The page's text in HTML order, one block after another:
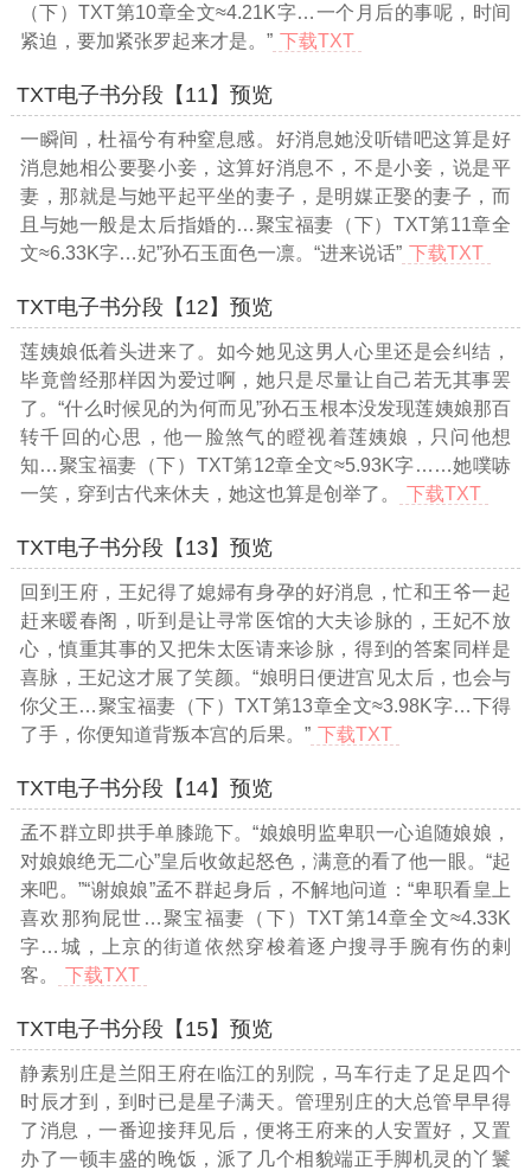
（下）TXT第10章全文≈4.21K字…一个月后的事呢，时间
紧迫，要加紧张罗起来才是。” 下载TXT
TXT电子书分段【11】预览
一瞬间，杜福兮有种窒息感。好消息她没听错吧这算是好
消息她相公要娶小妾，这算好消息不，不是小妾，说是平
妻，那就是与她平起平坐的妻子，是明媒正娶的妻子，而
且与她一般是太后指婚的…聚宝福妻（下）TXT第11章全
文≈6.33K字…妃”孙石玉面色一凛。“进来说话” 下载TXT
TXT电子书分段【12】预览
莲姨娘低着头进来了。如今她见这男人心里还是会纠结，
毕竟曾经那样因为爱过啊，她只是尽量让自己若无其事罢
了。“什么时候见的为何而见”孙石玉根本没发现莲姨娘那百
转千回的心思，他一脸煞气的瞪视着莲姨娘，只问他想
知…聚宝福妻（下）TXT第12章全文≈5.93K字… …她噗哧
一笑，穿到古代来休夫，她这也算是创举了。
下载TXT
TXT电子书分段【13】预览
回到王府，王妃得了媳婦有身孕的好消息，忙和王爷一起
赶来暖春阁，听到是让寻常医馆的大夫诊脉的，王妃不放
心，慎重其事的又把朱太医请来诊脉，得到的答案同样是
喜脉，王妃这才展了笑颜。“娘明日便进宫见太后，也会与
你父王…聚宝福妻（下）TXT第13章全文≈3.98K字…下得
了手，你便知道背叛本宫的后果。” 下载TXT
TXT电子书分段【14】预览
孟不群立即拱手单膝跪下。“娘娘明监卑职一心追随娘娘，
对娘娘绝无二心”皇后收敛起怒色，满意的看了他一眼。“起
来吧。”“谢娘娘”孟不群起身后，不解地问道：“卑职看皇上
喜欢那狗屁世 …聚宝福妻（下）TXT第14章全文≈4.33K
字… 城，上京的街道依然穿梭着逐户搜寻手腕有伤的剌
客。
下载TXT
TXT电子书分段【15】预览
静素别庄是兰阳王府在临江的别院，马车行走了足足四个
时辰才到，到时已是星子满天。管理别庄的大总管早早得
了消息，一番迎接拜见后，便将王府来的人安置好，又置
办了一顿丰盛的晚饭，派了几个相貌端正手脚机灵的丫鬟